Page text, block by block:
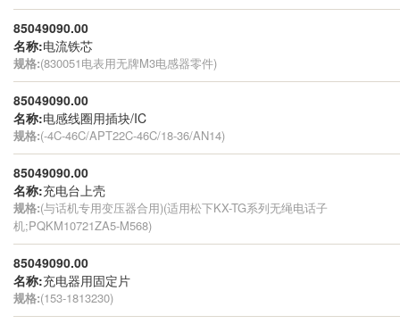
85049090.00
名称:电流铁芯
规格:(830051电表用无牌M3电感器零件)
85049090.00
名称:电感线圈用插块/IC
规格:(-4C-46C/APT22C-46C/18-36/AN14)
85049090.00
名称:充电台上壳
规格:(与话机专用变压器合用)(适用松下KX-TG系列无绳电话子
机;PQKM10721ZA5-M568)
85049090.00
名称:充电器用固定片
规格:(153-1813230)